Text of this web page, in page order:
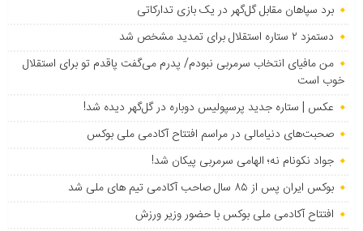
برد سپاهان مقابل گل‌گهر در یک بازی تدارکاتی
دستمزد ۲ ستاره استقلال برای تمدید مشخص شد
من مافیای انتخاب سرمربی نبودم/ پدرم می‌گفت پاقدم تو برای استقلال
خوب است
عکس | ستاره جدید پرسپولیس دوباره در گل‌گهر دیده شد!
صحبت‌های دنیامالی در مراسم افتتاح آکادمی ملی بوکس
جواد نکونام نه؛ الهامی سرمربی پیکان شد!
بوکس ایران پس از ۸۵ سال صاحب آکادمی تیم های ملی شد
افتتاح آکادمی ملی بوکس با حضور وزیر ورزش